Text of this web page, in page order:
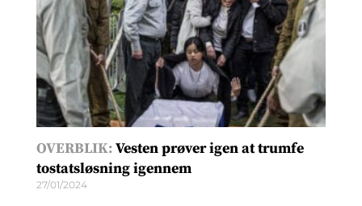
OVERBLIK:Vesten prøver igen at trumfe
tostatsløsning igennem
27/01/2024